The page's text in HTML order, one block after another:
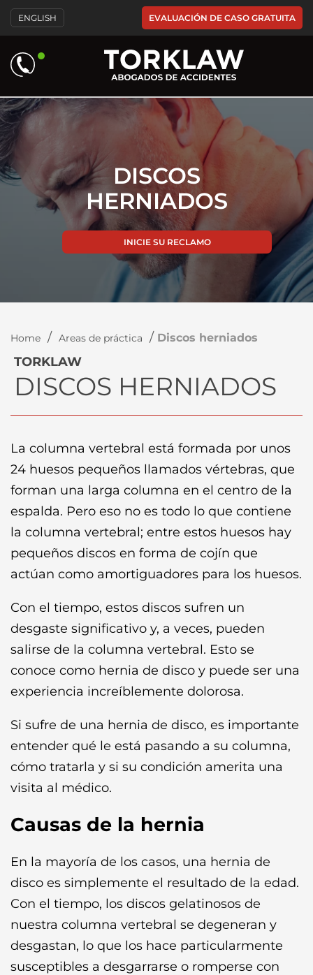
Please
note:
This
includes
an
system.
ENGLISH EVALUACIÓN DE CASO GRATUITA
DISCOS
HERNIADOS
INICIE SU RECLAMO
Home / Areas de práctica / Discos herniados
TORKLAW
DISCOS HERNIADOS
La columna vertebral está formada por unos
24 huesos pequeños llamados vértebras, que
forman una larga columna en el centro de la
espalda. Pero eso no es todo lo que contiene
la columna vertebral; entre estos huesos hay
pequeños discos en forma de cojín que
actúan como amortiguadores para los huesos.
Con el tiempo, estos discos sufren un
desgaste significativo y, a veces, pueden
salirse de la columna vertebral. Esto se
conoce como hernia de disco y puede ser una
experiencia increíblemente dolorosa.
Si sufre de una hernia de disco, es importante
entender qué le está pasando a su columna,
cómo tratarla y si su condición amerita una
visita al médico.
Causas de la hernia
En la mayoría de los casos, una hernia de
disco es simplemente el resultado de la edad.
Con el tiempo, los discos gelatinosos de
nuestra columna vertebral se degeneran y
desgastan, lo que los hace particularmente
susceptibles a desgarrarse o romperse con